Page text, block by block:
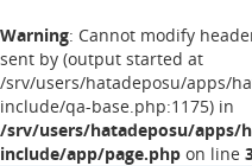
Warning: Cannot modify
sent by (output started at
/srv/users/hatadeposu/apps/
include/qa-base.php:1175) in
/srv/users/hatadeposu/apps/
include/app/page.php on line